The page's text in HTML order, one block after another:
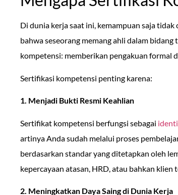
Di dunia kerja saat ini, kemampuan saja
bahwa seseorang memang ahli dalam
kompetensi: memberikan pengakuan formal
Sertifikasi kompetensi penting karena:
1. Menjadi Bukti Resmi Keahlian
Sertifikat kompetensi berfungsi sebagai
artinya Anda sudah melalui proses
berdasarkan standar yang ditetapkan oleh
kepercayaan atasan, HRD, atau bahkan klien
2. Meningkatkan Daya Saing di Dunia Kerja